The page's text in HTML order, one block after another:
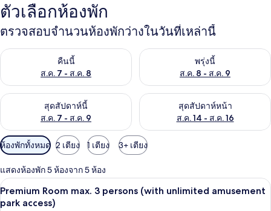
ตัวเลือกห้องพัก
ตรวจสอบจำนวนห้องพักว่างในวันที่เหล่านี้
คืนนี้
ส.ค. 7 - ส.ค. 8
ตรวจสอบจำนวนห้องพักว่างในคืนนี้ ส.ค. 7 - ส.ค. 8พรุ่งนี้
ส.ค. 8 - ส.ค. 9
ตรวจสอบจำนวนห้องพักว่างใน
สุดสัปดาห์นี้
ส.ค. 7 - ส.ค. 9
ตรวจสอบจำนวนห้องพักว่างในสุดสัปดาห์นี้ ส.ค. 7 - ส.ค. 9
สุดสัปดาห์หน้า
ส.ค. 14 - ส.ค. 16
ตรวจสอบจำนวนห้องพักว่างใน
ตัว
กรอง
ที่
มี
ให้
ห้องพักทั้งหมด 2 เตียง 1 เตียง 3+ เตียง
แสดงห้องพัก 5 ห้องจาก 5 ห้อง
เปิด
ภาพถ่าย
Premium Room max. 3 persons
5
Premium Room max. 3 persons (with unlimited amusement
park access)